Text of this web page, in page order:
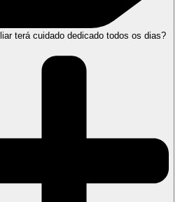
terá cuidado dedicado todos os dias?